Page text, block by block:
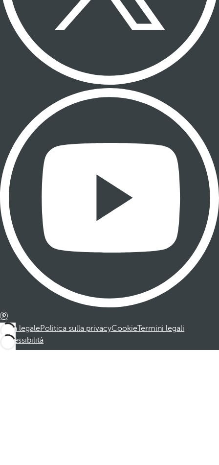
Nota legalePolitica sulla privacyCookieTermini legali
Accessibilità